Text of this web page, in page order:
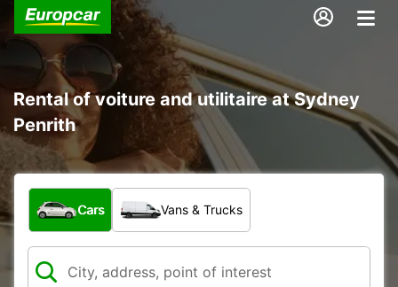
Rental of voiture and utilitaire at Sydney
Penrith
What type of vehicle?
Cars Vans & Trucks